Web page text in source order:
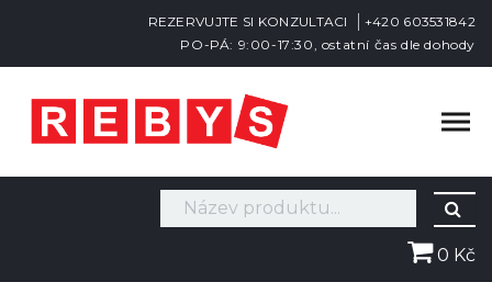
REZERVUJTE SI KONZULTACI
+420 603531842
PO-PÁ: 9:00-17:30, ostatní čas dle dohody
0 Kč